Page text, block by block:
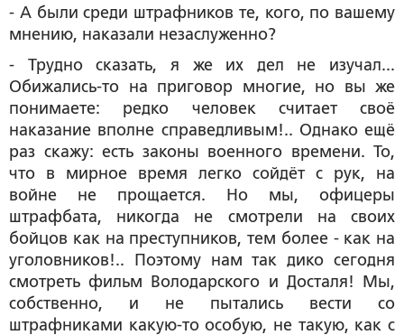
- А были среди штрафников те, кого, по вашему
мнению, наказали незаслуженно?
- Трудно сказать, я же их дел не изучал...
Обижались-то на приговор многие, но вы же
понимаете: редко человек считает своё
наказание вполне справедливым!.. Однако ещё
раз скажу: есть законы военного времени. То,
что в мирное время легко сойдёт с рук, на
войне не прощается. Но мы, офицеры
штрафбата, никогда не смотрели на своих
бойцов как на преступников, тем более - как на
уголовников!.. Поэтому нам так дико сегодня
смотреть фильм Володарского и Досталя! Мы,
собственно, и не пытались вести со
штрафниками какую-то особую, не такую, как с